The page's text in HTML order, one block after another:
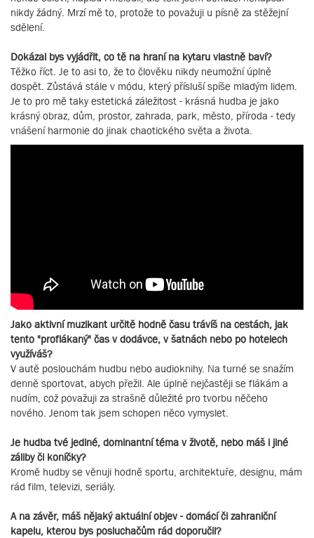
nikdy žádný. Mrzí mě to, protože to považuji u písně za stěžejní
sdělení.
Dokázal bys vyjádřit, co tě na hraní na kytaru vlastně baví?
Těžko říct. Je to asi to, že to člověku nikdy neumožní úplně
dospět. Zůstává stále v módu, který přísluší spíše mladým lidem.
Je to pro mě taky estetická záležitost - krásná hudba je jako
krásný obraz, dům, prostor, zahrada, park, město, příroda - tedy
vnášení harmonie do jinak chaotického světa a života.
Jako aktivní muzikant určitě hodně času trávíš na cestách, jak
tento "proflákaný" čas v dodávce, v šatnách nebo po hotelech
využíváš?
V autě poslouchám hudbu nebo audioknihy. Na turné se snažím
denně sportovat, abych přežil. Ale úplně nejčastěji se flákám a
nudím, což považuji za strašně důležité pro tvorbu něčeho
nového. Jenom tak jsem schopen něco vymyslet.
Je hudba tvé jediné, dominantní téma v životě, nebo máš i jiné
záliby či koníčky?
Kromě hudby se věnuji hodně sportu, architektuře, designu, mám
rád film, televizi, seriály.
A na závěr, máš nějaký aktuální objev - domácí či zahraniční
kapelu, kterou bys posluchačům rád doporučil?